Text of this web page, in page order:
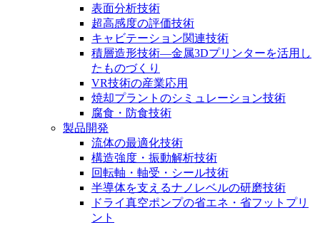
表面分析技術
超高感度の評価技術
キャビテーション関連技術
積層造形技術―金属3Dプリンターを活用し
たものづくり
VR技術の産業応用
焼却プラントのシミュレーション技術
腐食・防食技術
製品開発
流体の最適化技術
構造強度・振動解析技術
回転軸・軸受・シール技術
半導体を支えるナノレベルの研磨技術
ドライ真空ポンプの省エネ・省フットプリ
ント